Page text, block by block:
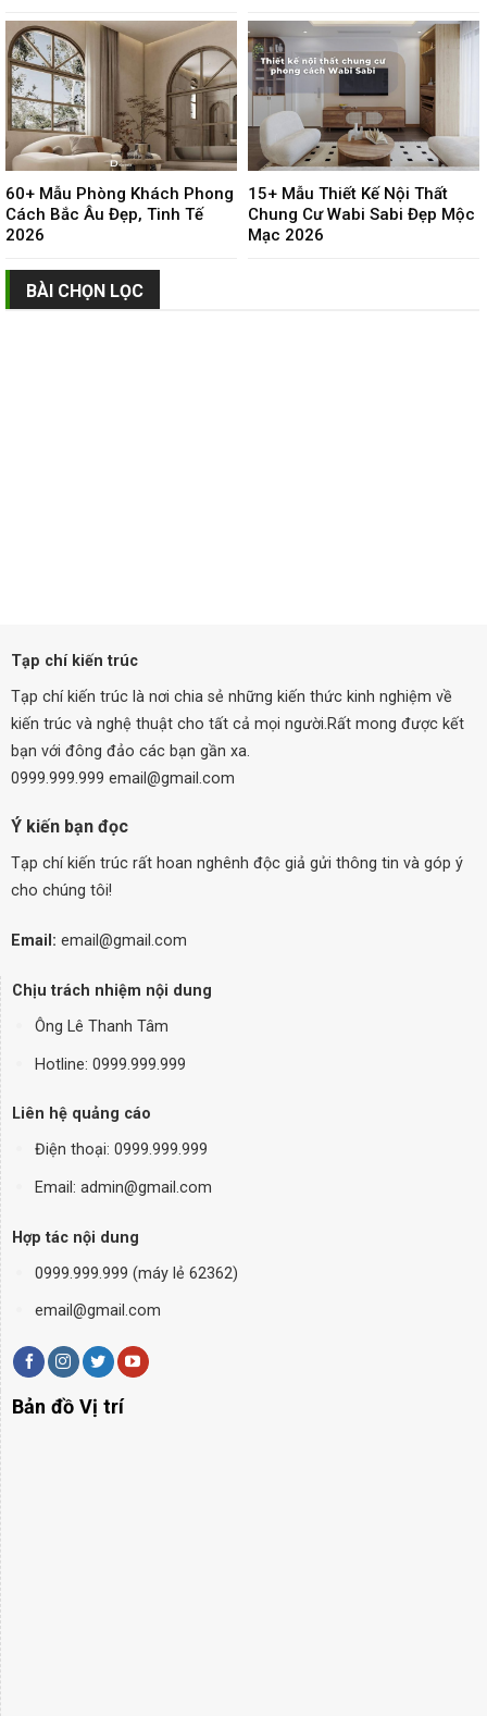
60+ Mẫu Phòng Khách Phong
Cách Bắc Âu Đẹp, Tinh Tế
2026
15+ Mẫu Thiết Kế Nội Thất
Chung Cư Wabi Sabi Đẹp Mộc
Mạc 2026
BÀI CHỌN LỌC
Tạp chí kiến trúc
Tạp chí kiến trúc là nơi chia sẻ những kiến thức kinh nghiệm về
kiến trúc và nghệ thuật cho tất cả mọi người.Rất mong được kết
bạn với đông đảo các bạn gần xa.
0999.999.999 email@gmail.com
Ý kiến bạn đọc
Tạp chí kiến trúc rất hoan nghênh độc giả gửi thông tin và góp ý
cho chúng tôi!
Email: email@gmail.com
Chịu trách nhiệm nội dung
Ông Lê Thanh Tâm
Hotline: 0999.999.999
Liên hệ quảng cáo
Điện thoại: 0999.999.999
Email: admin@gmail.com
Hợp tác nội dung
0999.999.999 (máy lẻ 62362)
email@gmail.com
Bản đồ Vị trí